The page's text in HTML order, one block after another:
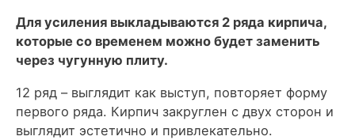
Для усиления выкладываются 2 ряда кирпича,
которые со временем можно будет заменить
через чугунную плиту.
12 ряд – выглядит как выступ, повторяет форму
первого ряда. Кирпич закруглен с двух сторон и
выглядит эстетично и привлекательно.